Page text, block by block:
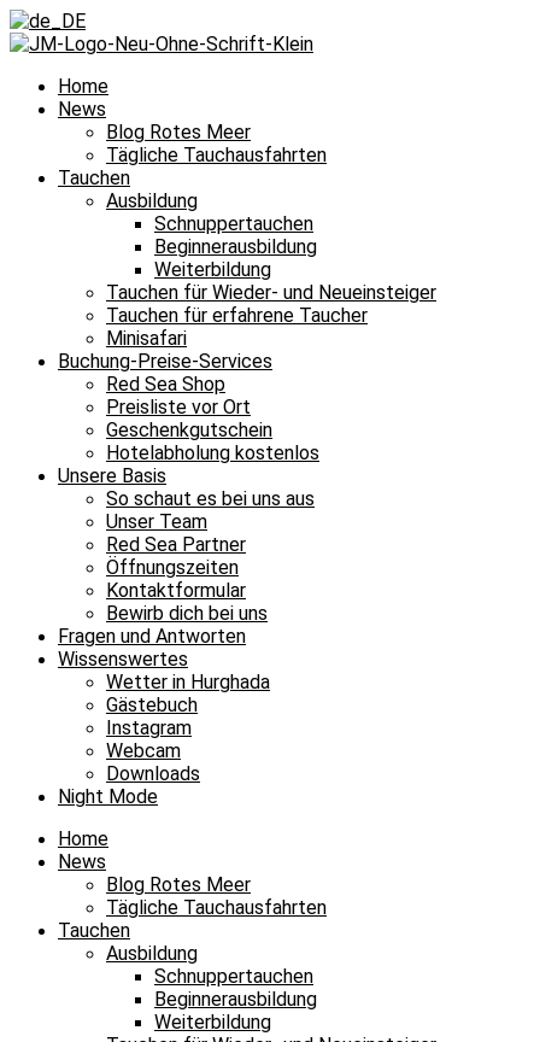
Home
News
Blog Rotes Meer
Tägliche Tauchausfahrten
Tauchen
Ausbildung
Schnuppertauchen
Beginnerausbildung
Weiterbildung
Tauchen für Wieder- und Neueinsteiger
Tauchen für erfahrene Taucher
Minisafari
Buchung-Preise-Services
Red Sea Shop
Preisliste vor Ort
Geschenkgutschein
Hotelabholung kostenlos
Unsere Basis
So schaut es bei uns aus
Unser Team
Red Sea Partner
Öffnungszeiten
Kontaktformular
Bewirb dich bei uns
Fragen und Antworten
Wissenswertes
Wetter in Hurghada
Gästebuch
Instagram
Webcam
Downloads
Night Mode
Home
News
Blog Rotes Meer
Tägliche Tauchausfahrten
Tauchen
Ausbildung
Schnuppertauchen
Beginnerausbildung
Weiterbildung